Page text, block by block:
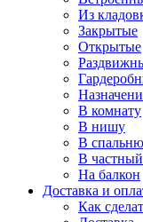
Из
Закрытые
Открытые
В комнату
В нишу
В спальню
В
На балкон
Доставка и
Как